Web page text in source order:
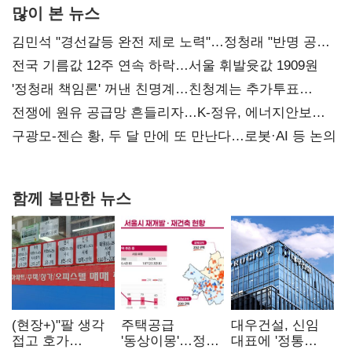
많이 본 뉴스
김민석 "경선갈등 완전 제로 노력"…정청래 "반명 공세
사과부터"
전국 기름값 12주 연속 하락…서울 휘발윳값 1909원
'정청래 책임론' 꺼낸 친명계…친청계는 추가투표
때리기
전쟁에 원유 공급망 흔들리자…K-정유, 에너지안보
핵심으로 재부상
구광모-젠슨 황, 두 달 만에 또 만난다…로봇·AI 등 논의
함께 볼만한 뉴스
(현장+)"팔 생각
접고 호가
주택공급
'동상이몽'…정부
대우건설, 신임
대표에 '정통